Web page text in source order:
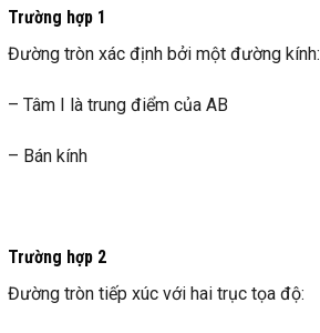
Trường hợp 1
Đường tròn xác định bởi một đường kính:
– Tâm I là trung điểm của AB
– Bán kính
Trường hợp 2
Đường tròn tiếp xúc với hai trục tọa độ: